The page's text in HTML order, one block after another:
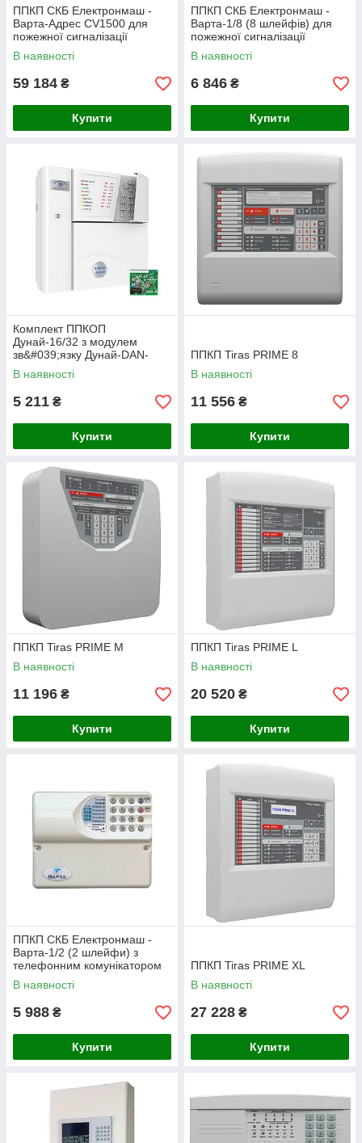
ППКП СКБ Електронмаш -
Варта-Адрес CV1500 для
пожежної сигналізації
В наявності
59 184 ₴
Купити
ППКП СКБ Електронмаш -
Варта-1/8 (8 шлейфів) для
пожежної сигналізації
В наявності
6 846 ₴
Купити
Комплект ППКОП
Дунай-16/32 з модулем
зв&#039;язку Дунай-DAN-
DKN (функціональний блок)
В наявності
5 211 ₴
Купити
ППКП Tiras PRIME 8
В наявності
11 556 ₴
Купити
ППКП Tiras PRIME M
В наявності
11 196 ₴
Купити
ППКП Tiras PRIME L
В наявності
20 520 ₴
Купити
ППКП СКБ Електронмаш -
Варта-1/2 (2 шлейфи) з
телефонним комунікатором
для пожежної сигналізації
В наявності
5 988 ₴
Купити
ППКП Tiras PRIME XL
В наявності
27 228 ₴
Купити